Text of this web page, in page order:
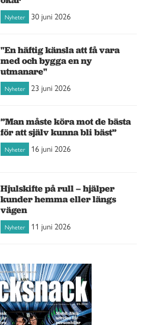
Nyheter 30 juni 2026
"En häftig känsla att få vara
med och bygga en ny
utmanare"
Nyheter 23 juni 2026
”Man måste köra mot de bästa
för att själv kunna bli bäst”
Nyheter 16 juni 2026
Hjulskifte på rull – hjälper
kunder hemma eller längs
vägen
Nyheter 11 juni 2026